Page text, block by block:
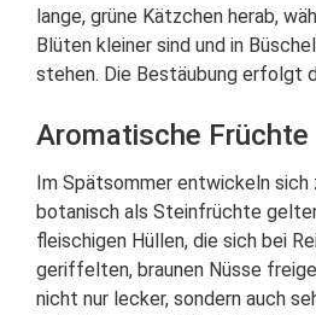
lange, grüne Kätzchen herab,
Blüten kleiner sind und in
stehen. Die Bestäubung erfolgt
Aromatische Früchte
Im Spätsommer entwickeln sich
botanisch als Steinfrüchte
fleischigen Hüllen, die sich bei
geriffelten, braunen Nüsse
nicht nur lecker, sondern auch